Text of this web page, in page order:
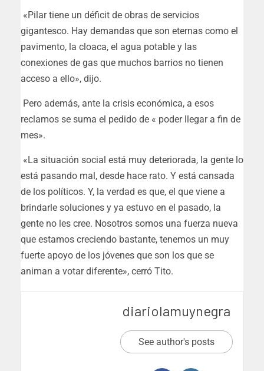
«Pilar tiene un déficit de obras de servicios
gigantesco. Hay demandas que son eternas como el
pavimento, la cloaca, el agua potable y las
conexiones de gas que muchos barrios no tienen
acceso a ello», dijo.
Pero además, ante la crisis económica, a esos
reclamos se suma el pedido de « poder llegar a fin de
mes».
«La situación social está muy deteriorada, la gente lo
está pasando mal, desde hace rato. Y está cansada
de los políticos. Y, la verdad es que, el que viene a
brindarle soluciones y ya estuvo en el pasado, la
gente no les cree. Nosotros somos una fuerza nueva
que estamos creciendo bastante, tenemos un muy
fuerte apoyo de los jóvenes que son los que se
animan a votar diferente», cerró Tito.
diariolamuynegra
See author's posts